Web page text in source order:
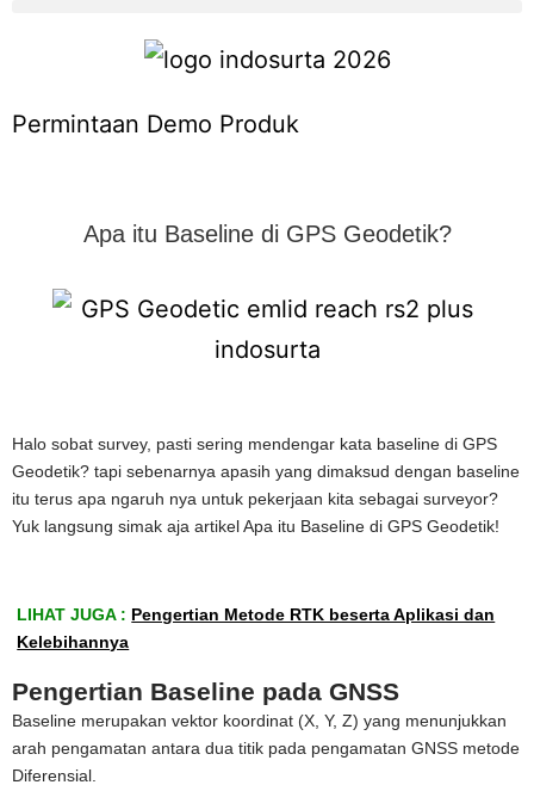
Permintaan Demo Produk
Apa itu Baseline di GPS Geodetik?
Halo sobat survey, pasti sering mendengar kata baseline di GPS
Geodetik? tapi sebenarnya apasih yang dimaksud dengan baseline
itu terus apa ngaruh nya untuk pekerjaan kita sebagai surveyor?
Yuk langsung simak aja artikel Apa itu Baseline di GPS Geodetik!
LIHAT JUGA : Pengertian Metode RTK beserta Aplikasi dan
Kelebihannya
Pengertian Baseline pada GNSS
Baseline merupakan vektor koordinat (X, Y, Z) yang menunjukkan
arah pengamatan antara dua titik pada pengamatan GNSS metode
Diferensial.